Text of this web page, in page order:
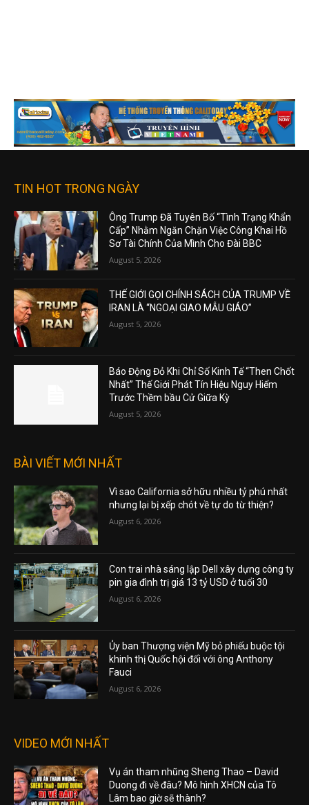
TIN HOT TRONG NGÀY
Ông Trump Đã Tuyên Bố “Tình Trạng Khẩn
Cấp” Nhằm Ngăn Chặn Việc Công Khai Hồ
Sơ Tài Chính Của Mình Cho Đài BBC
August 5, 2026
THẾ GIỚI GỌI CHÍNH SÁCH CỦA TRUMP VỀ
IRAN LÀ “NGOẠI GIAO MẪU GIÁO”
August 5, 2026
Báo Động Đỏ Khi Chỉ Số Kinh Tế “Then Chốt
Nhất” Thế Giới Phát Tín Hiệu Nguy Hiểm
Trước Thềm bầu Cử Giữa Kỳ
August 5, 2026
BÀI VIẾT MỚI NHẤT
Vì sao California sở hữu nhiều tỷ phú nhất
nhưng lại bị xếp chót về tự do từ thiện?
August 6, 2026
Con trai nhà sáng lập Dell xây dựng công ty
pin gia đình trị giá 13 tỷ USD ở tuổi 30
August 6, 2026
Ủy ban Thượng viện Mỹ bỏ phiếu buộc tội
khinh thị Quốc hội đối với ông Anthony
Fauci
August 6, 2026
VIDEO MỚI NHẤT
Vụ án tham nhũng Sheng Thao – David
Duong đi về đâu? Mô hình XHCN của Tô
Lâm bao giờ sẽ thành?